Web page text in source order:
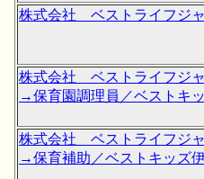
株式会社 ベストライフジ
株式会社 ベストライフジ
→保育園調理員／ベストキ
株式会社 ベストライフジ
→保育補助／ベストキッズ